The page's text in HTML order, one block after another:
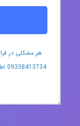
هر مشکلی در